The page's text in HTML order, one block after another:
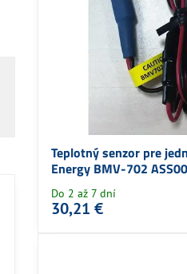
Teplotný senzor pre
Energy BMV-702
Do 2 až 7 dní
30,21 €